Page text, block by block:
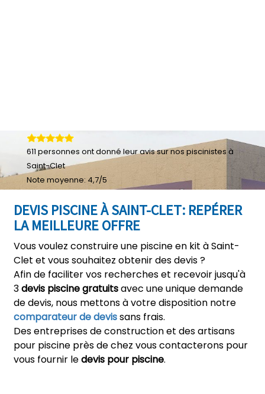
DEVIS PISCINE À SAINT-CLET: REPÉRER
LA MEILLEURE OFFRE
Vous voulez construire une piscine en kit à Saint-
Clet et vous souhaitez obtenir des devis ?
Afin de faciliter vos recherches et recevoir jusqu'à
3devis piscine gratuitsavec une unique demande
de devis, nous mettons à votre disposition notre
comparateur de devissans frais.
Des entreprises de construction et des artisans
pour piscine près de chez vous contacterons pour
vous fournir ledevis pour piscine.
611 personnes ont donné leuravis sur nos piscinistes à
Saint-Clet
Note moyenne: 4,7/5